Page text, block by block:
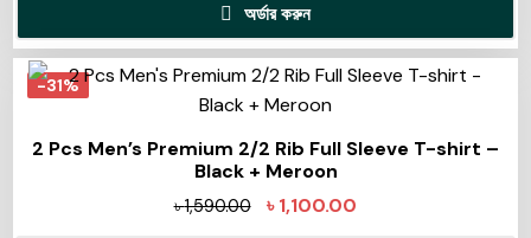
অর্ডার করুন
-31%
2 Pcs Men’s Premium 2/2 Rib Full Sleeve T-shirt –
Black + Meroon
৳1,590.00 ৳1,100.00